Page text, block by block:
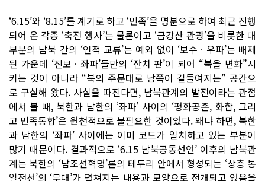
‘6.15’와 ‘8.15’를 계기로 하고 ‘민족’을 명분으로 하여 최근 진행
되어 온 각종 ‘축전 행사’는 물론이고 ‘금강산 관광’을 비롯한 대
부분의 남북 간의 ‘인적 교류’는 예외 없이 ‘보수ㆍ우파’는 배제
된 가운데 ‘진보ㆍ좌파’들만의 ‘잔치 판’이 되어 “북을 변화”시
키는 것이 아니라 “북의 주문대로 남쪽이 길들여지는” 공간으
로 구실해 왔다. 사실을 따진다면, 남북관계의 발전이라는 관점
에서 볼 때, 북한과 남한의 ‘좌파’ 사이의 ‘평화공존, 화합, 그리
고 민족통합’은 원천적으로 불필요한 것이었다. 왜냐 하면, 북한
과 남한의 ‘좌파’ 사이에는 이미 코드가 일치하고 있는 부분이
많기 때문이다. 결과적으로 ‘6.15 남북공동선언’ 이후의 남북관
계는 북한의 ‘남조선혁명’론의 테두리 안에서 형성되는 ‘상층 통
일전선’의 ‘무대’가 펼쳐지는 내용과 모양으로 전개되고 있음을